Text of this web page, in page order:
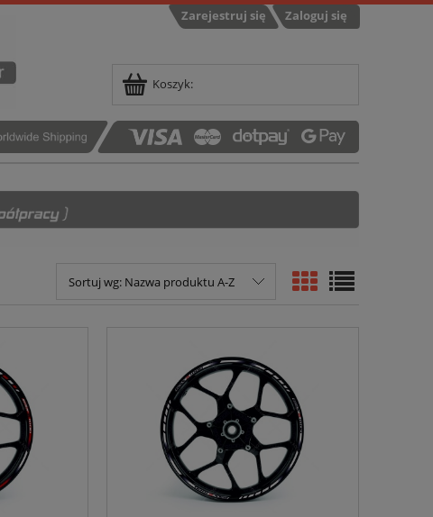
Zarejestruj się Zaloguj się
Koszyk:
Sortuj wg: Nazwa produktu A-Z